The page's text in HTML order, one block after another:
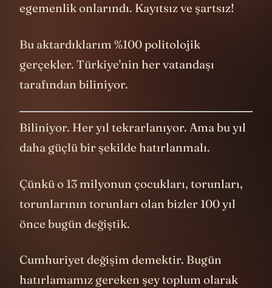
egemenlik onlarındı. Kayıtsız ve şartsız!
Bu aktardıklarım %100 politolojik
gerçekler. Türkiye'nin her vatandaşı
tarafından biliniyor.
Biliniyor. Her yıl tekrarlanıyor. Ama bu yıl
daha güçlü bir şekilde hatırlanmalı.
Çünkü o 13 milyonun çocukları, torunları,
torunlarının torunları olan bizler 100 yıl
önce bugün değiştik.
Cumhuriyet değişim demektir. Bugün
hatırlamamız gereken şey toplum olarak